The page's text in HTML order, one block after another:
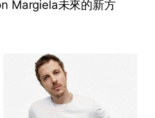
Margiela未來的新方